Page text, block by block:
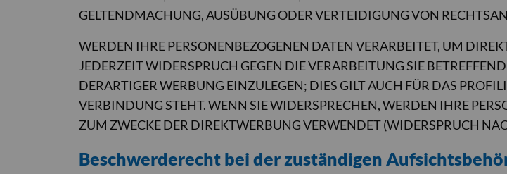
GELTENDMACHUNG, AUSÜBUNG ODER VERTEIDIGUNG VON
WERDEN IHRE PERSONENBEZOGENEN DATEN VERARBEITET, UM
JEDERZEIT WIDERSPRUCH GEGEN DIE VERARBEITUNG SIE
DERARTIGER WERBUNG EINZULEGEN; DIES GILT AUCH FÜR DAS
VERBINDUNG STEHT. WENN SIE WIDERSPRECHEN, WERDEN IHRE
ZUM ZWECKE DER DIREKTWERBUNG VERWENDET (WIDERSPRUCH
Beschwerde­recht bei der zuständigen